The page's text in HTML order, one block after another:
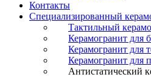
Контакты
Специализированный
Тактильный
Керамогранит для
Керамогранит для
Керамогранит для
Антистатический